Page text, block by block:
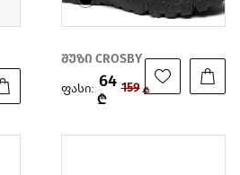
შუზი CROSBY
ფასი: 64
₾
159 ₾